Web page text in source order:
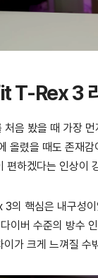
Rex 3 리
음 봤을 때 가장 먼
올렸을 때도 존재
편하겠다는 인상이
의 핵심은 내구성
이버 수준의 방수
이가 크게 느껴질 수